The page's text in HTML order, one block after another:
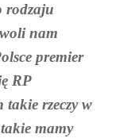
rodzaju
nam
premier
RP
rzeczy w
mamy